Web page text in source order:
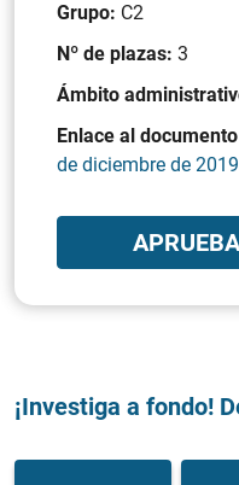
Grupo: C2
Nº de plazas: 3
Ámbito
Enlace al
de diciembre de 2019
¡Investiga a fondo!